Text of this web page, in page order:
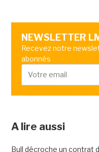
NEWSLETTER
Recevez notre
abonnés
A lire aussi
Bull décroche un contrat